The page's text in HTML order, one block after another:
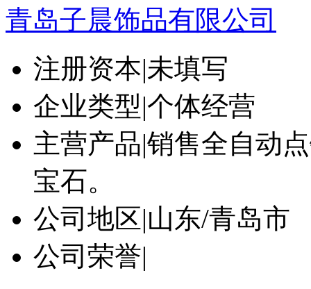
青岛子晨饰品有限公司
注册资本|未填写
企业类型|个体经营
主营产品|销售全自动
宝石。
公司地区|山东/青岛市
公司荣誉|